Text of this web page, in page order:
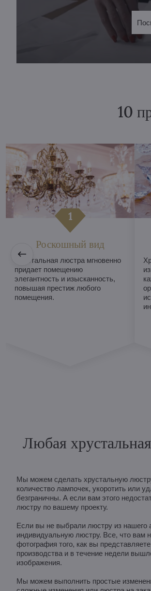
10
Роскошный вид
Хрустальная люстра мгновенно
придает помещению
элегантность и изысканность,
повышая престиж любого
помещения.
Любая
Мы можем сделать хрустальную
количество лампочек, укоротить или
безграничны. А если вам этого
люстру по вашему проекту.
Если вы не выбрали люстру из нашего
индивидуальную люстру. Все, что вам
фотография того, как вы
производства и в течение недели
изображения.
Мы можем выполнить простые